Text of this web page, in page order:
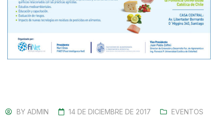
BYADMIN 14 DE DICIEMBRE DE 2017 EVENTOS